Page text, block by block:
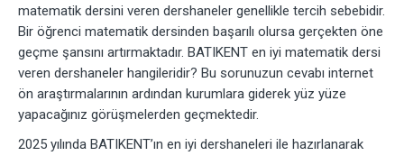
matematik dersini veren dershaneler genellikle tercih sebebidir.
Bir öğrenci matematik dersinden başarılı olursa gerçekten öne
geçme şansını artırmaktadır. BATIKENT en iyi matematik dersi
veren dershaneler hangileridir? Bu sorunuzun cevabı internet
ön araştırmalarının ardından kurumlara giderek yüz yüze
yapacağınız görüşmelerden geçmektedir.
2025 yılında BATIKENT’ın en iyi dershaneleri ile hazırlanarak